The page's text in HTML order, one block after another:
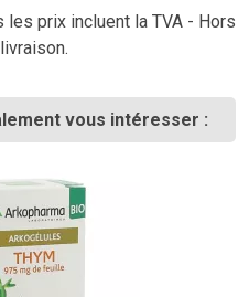
les prix incluent la TVA - Hors
vous intéresser :